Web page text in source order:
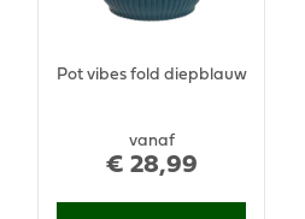
vanaf
€ 28,99
Pot vibes fold diepblauw